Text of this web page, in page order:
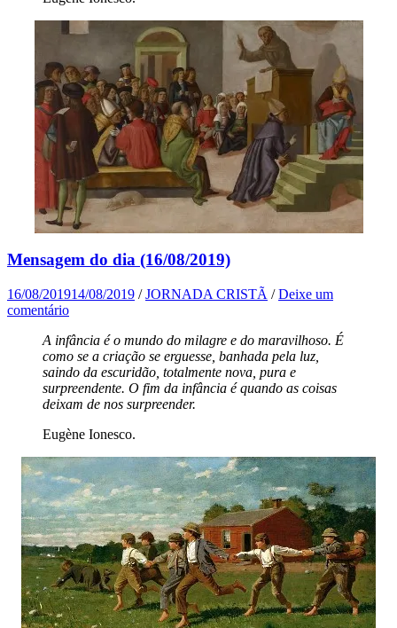
Mensagem do dia (16/08/2019)
16/08/201914/08/2019 /JORNADA CRISTÃ /Deixe um
comentário
A infância é o mundo do milagre e do maravilhoso. É
como se a criação se erguesse, banhada pela luz,
saindo da escuridão, totalmente nova, pura e
surpreendente. O fim da infância é quando as coisas
deixam de nos surpreender.
Eugène Ionesco.